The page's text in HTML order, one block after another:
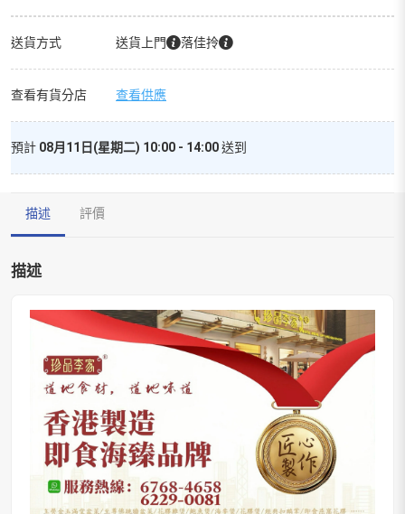
10
人
數
量
送貨方式 送貨上門 落佳拎
查看有貨分店 查看供應
預計 08月11日(星期二) 10:00 - 14:00送到
描述 評價
描述